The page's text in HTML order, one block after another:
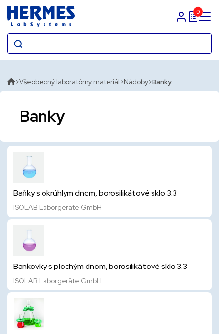
Prihlasit sa
0
Všeobecný laboratórny materiál Nádoby Banky
Banky
Baňky s okrúhlym dnom, borosilikátové sklo 3.3
ISOLAB Laborgeräte GmbH
Bankovky s plochým dnom, borosilikátové sklo 3.3
ISOLAB Laborgeräte GmbH